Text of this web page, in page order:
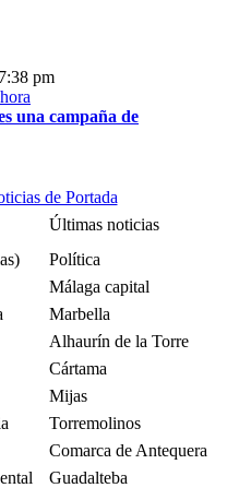
pm
una campaña de
de Portada
Últimas noticias
Política
Málaga capital
Marbella
Alhaurín de la Torre
Cártama
Mijas
Torremolinos
Comarca de Antequera
Guadalteba